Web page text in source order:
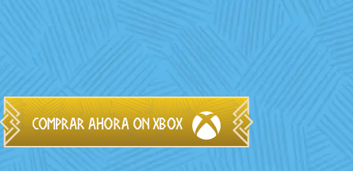
Comprar ahora on Xbox